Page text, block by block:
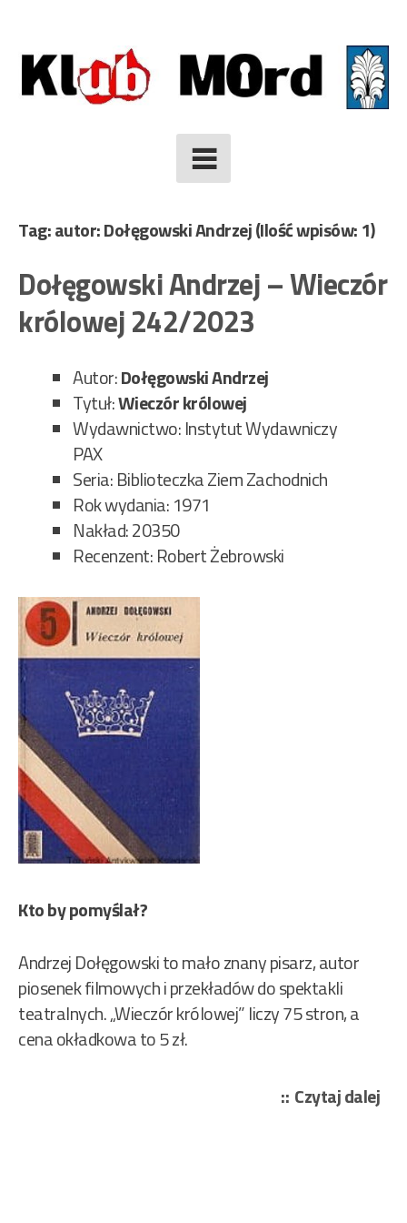
to
content
Tag: autor: Dołęgowski Andrzej(Ilość wpisów: 1)
Dołęgowski Andrzej – Wieczór
królowej 242/2023
Autor:Dołęgowski Andrzej
Tytuł:Wieczór królowej
Wydawnictwo: Instytut Wydawniczy
PAX
Seria: Biblioteczka Ziem Zachodnich
Rok wydania: 1971
Nakład: 20350
Recenzent: Robert Żebrowski
Kto by pomyślał?
Andrzej Dołęgowski to mało znany pisarz, autor
piosenek filmowych i przekładów do spektakli
teatralnych. „Wieczór królowej” liczy 75 stron, a
cena okładkowa to 5 zł.
Czytaj dalej